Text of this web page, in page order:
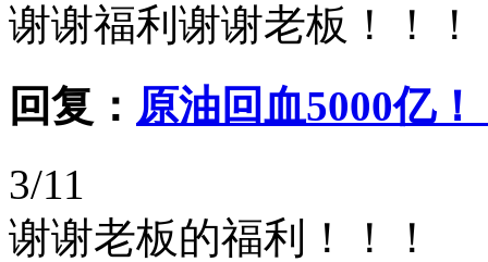
谢谢福利谢谢老板！！！
回复： 原油回血5000亿
3/11
谢谢老板的福利！！！